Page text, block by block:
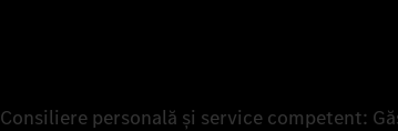
Consiliere personală și service competent: